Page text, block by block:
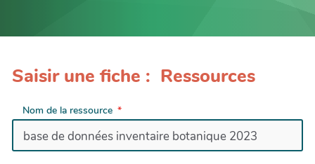
Saisir une fiche : Ressources
Nom de la ressource